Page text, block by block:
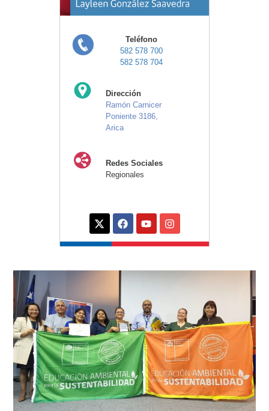
Teléfono
582 578 700
582 578 704
Dirección
Ramón Carnicer
Poniente 3186,
Arica
Redes Sociales
Regionales